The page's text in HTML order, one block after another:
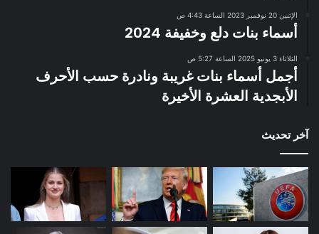
الإثنين 20 نوفمبر 2023 الساعة 4:43 ص
أسماء بنات دلع وخفيفة 2024
الثلاثاء 3 يونيو 2025 الساعة 5:27 ص
أجمل أسماء بنات غريبة ونادرة حسب الأحرف
الأبجدية العشرة الأخيرة
آخر تحديث